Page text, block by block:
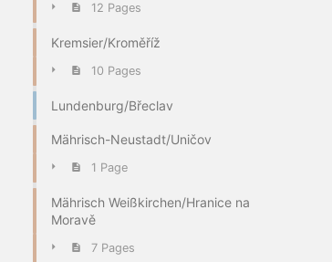
12 Pages
Kremsier/Kroměříž
10 Pages
Lundenburg/Břeclav
Mährisch-Neustadt/Uničov
1 Page
Mährisch Weißkirchen/Hranice na
Moravě
7 Pages